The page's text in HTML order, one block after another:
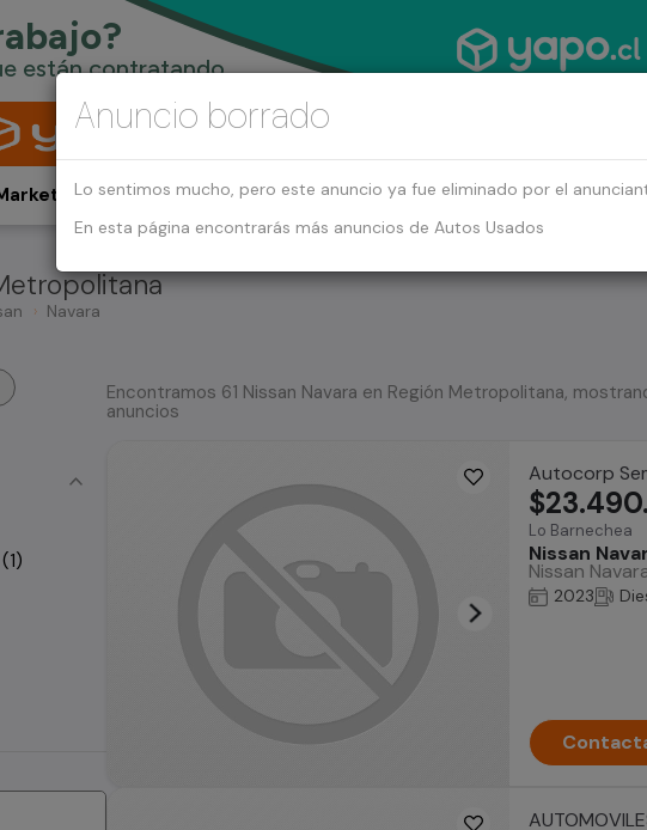
Navara
Encontramos 61 Nissan Navara en Región Metropolitana,
anuncios
Autocorp
Lo Barnechea
Nissan
Nissan
2023
Anuncio borrado
Lo sentimos mucho, pero este anuncio ya fue eliminado por el
En esta página encontrarás más anuncios de Autos Usados